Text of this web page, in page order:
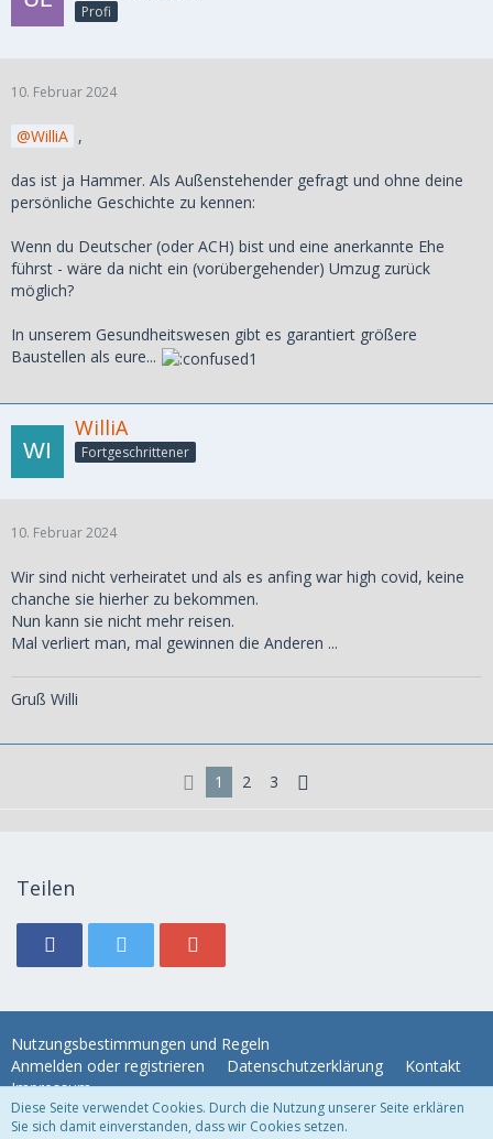
Profi
10. Februar 2024
WilliA ,
das ist ja Hammer. Als Außenstehender gefragt und ohne deine
persönliche Geschichte zu kennen:
Wenn du Deutscher (oder ACH) bist und eine anerkannte Ehe
führst - wäre da nicht ein (vorübergehender) Umzug zurück
möglich?
In unserem Gesundheitswesen gibt es garantiert größere
Baustellen als eure...
WilliA
Fortgeschrittener
10. Februar 2024
Wir sind nicht verheiratet und als es anfing war high covid, keine
chanche sie hierher zu bekommen.
Nun kann sie nicht mehr reisen.
Mal verliert man, mal gewinnen die Anderen ...
Gruß Willi
1 2 3
Teilen
Nutzungsbestimmungen und Regeln
Anmelden oder registrieren
Datenschutzerklärung
Kontakt
Impressum
Diese Seite verwendet Cookies. Durch die Nutzung unserer Seite erklären
Sie sich damit einverstanden, dass wir Cookies setzen.